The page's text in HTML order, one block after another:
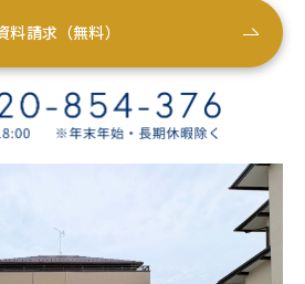
料請求（無料）